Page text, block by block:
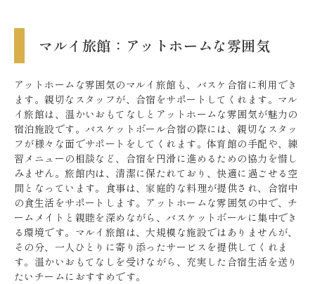
マルイ旅館：アットホームな雰囲気
アットホームな雰囲気のマルイ旅館も、バスケ合宿に利用でき
ます。親切なスタッフが、合宿をサポートしてくれます。マル
イ旅館は、温かいおもてなしとアットホームな雰囲気が魅力の
宿泊施設です。バスケットボール合宿の際には、親切なスタッ
フが様々な面でサポートをしてくれます。体育館の手配や、練
習メニューの相談など、合宿を円滑に進めるための協力を惜し
みません。旅館内は、清潔に保たれており、快適に過ごせる空
間となっています。食事は、家庭的な料理が提供され、合宿中
の食生活をサポートします。アットホームな雰囲気の中で、チ
ームメイトと親睦を深めながら、バスケットボールに集中でき
る環境です。マルイ旅館は、大規模な施設ではありませんが、
その分、一人ひとりに寄り添ったサービスを提供してくれま
す。温かいおもてなしを受けながら、充実した合宿生活を送り
たいチームにおすすめです。